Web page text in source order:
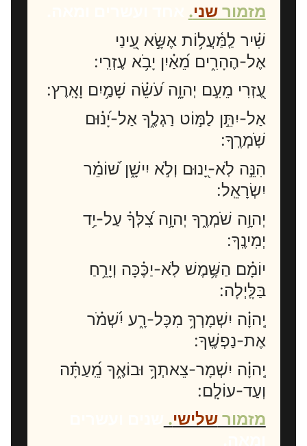
מזמורשני.
שִׁ֗יר לַֽמַּ֫עֲל֥וֹת אֶשָּׂ֣א עֵ֭ינַי
אֶל-הֶהָרִ֑ים מֵ֝אַ֗יִן יָבֹ֥א עֶזְרִֽי:
עֶ֭זְרִי מֵעִ֣ם יְהוָ֑ה עֹ֝שֵׂ֗ה שָׁמַ֥יִם וָאָֽרֶץ:
אַל-יִתֵּ֣ן לַמּ֣וֹט רַגְלֶ֑ךָ אַל-יָ֝נ֗וּם
שֹֽׁמְרֶֽךָ:
הִנֵּ֣ה לֹֽא-יָ֭נוּם וְלֹ֣א יִישָׁ֑ן שׁ֝וֹמֵ֗ר
יִשְׂרָאֵֽל:
יְהוָ֥ה שֹׁמְרֶ֑ךָ יְהוָ֥ה צִ֝לְּךָ֗ עַל-יַ֥ד
יְמִינֶֽךָ:
יוֹמָ֗ם הַשֶּׁ֥מֶשׁ לֹֽא-יַכֶּ֗כָּה וְיָרֵ֥חַ
בַּלָּֽיְלָה:
יְֽהוָ֗ה יִשְׁמָרְךָ֥ מִכָּל-רָ֑ע יִ֝שְׁמֹ֗ר
אֶת-נַפְשֶֽׁךָ:
יְֽהוָ֗ה יִשְׁמָר-צֵאתְךָ֥ וּבוֹאֶ֑ךָ מֵֽ֝עַתָּ֗ה
וְעַד-עוֹלָֽם:
מזמורשלישי.